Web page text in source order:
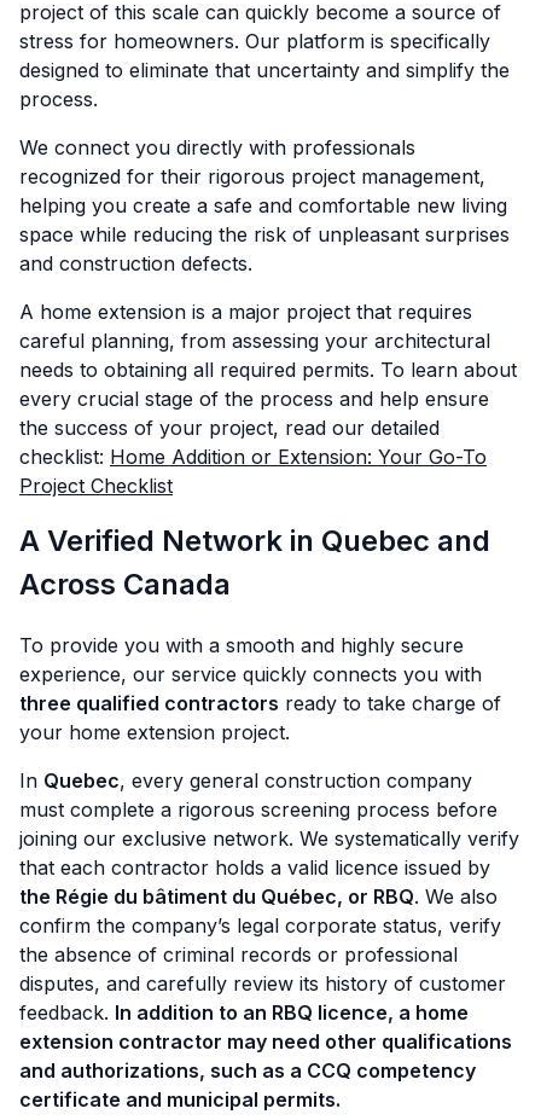
project of this scale can quickly become a source of
stress for homeowners. Our platform is specifically
designed to eliminate that uncertainty and simplify the
process.
We connect you directly with professionals
recognized for their rigorous project management,
helping you create a safe and comfortable new living
space while reducing the risk of unpleasant surprises
and construction defects.
A home extension is a major project that requires
careful planning, from assessing your architectural
needs to obtaining all required permits. To learn about
every crucial stage of the process and help ensure
the success of your project, read our detailed
checklist: Home Addition or Extension: Your Go-To
Project Checklist
A Verified Network in Quebec and
Across Canada
To provide you with a smooth and highly secure
experience, our service quickly connects you with
three qualified contractors ready to take charge of
your home extension project.
In Quebec, every general construction company
must complete a rigorous screening process before
joining our exclusive network. We systematically verify
that each contractor holds a valid licence issued by
the Régie du bâtiment du Québec, or RBQ. We also
confirm the company’s legal corporate status, verify
the absence of criminal records or professional
disputes, and carefully review its history of customer
feedback. In addition to an RBQ licence, a home
extension contractor may need other qualifications
and authorizations, such as a CCQ competency
certificate and municipal permits.